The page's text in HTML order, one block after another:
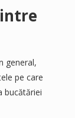
general,
pe care
bucătăriei